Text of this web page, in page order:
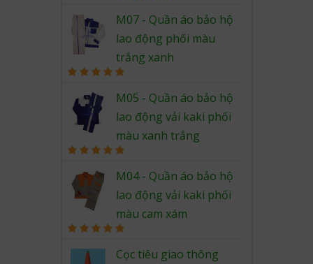
out of 5
M07 - Quần áo bảo hộ
lao động phối màu
trắng xanh
out of 5
M05 - Quần áo bảo hộ
lao động vải kaki phối
màu xanh trắng
out of 5
M04 - Quần áo bảo hộ
lao động vải kaki phối
màu cam xám
out of 5
Cọc tiêu giao thông